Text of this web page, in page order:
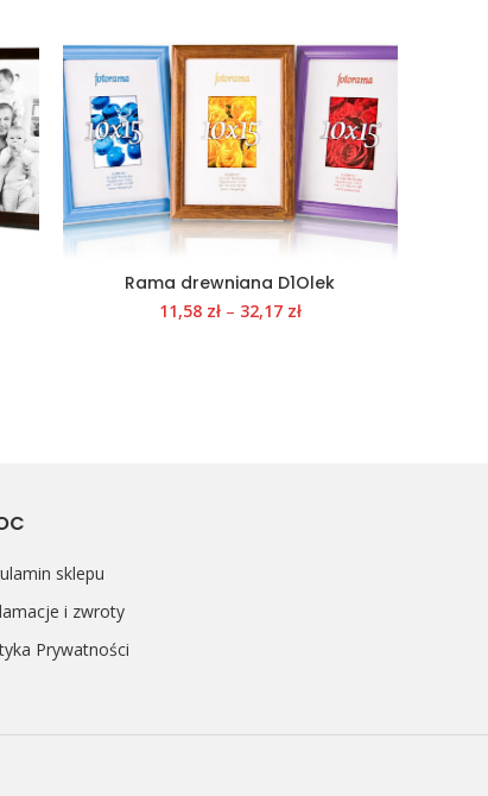
Rama drewniana D1Olek
11,58 zł – 32,17 zł
sklepu
i zwroty
Prywatności